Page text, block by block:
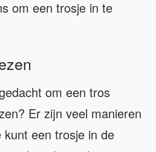
om een trosje in te
om een tros
Er zijn veel manieren
een trosje in de